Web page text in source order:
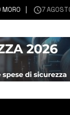
7 AGOSTO 2026